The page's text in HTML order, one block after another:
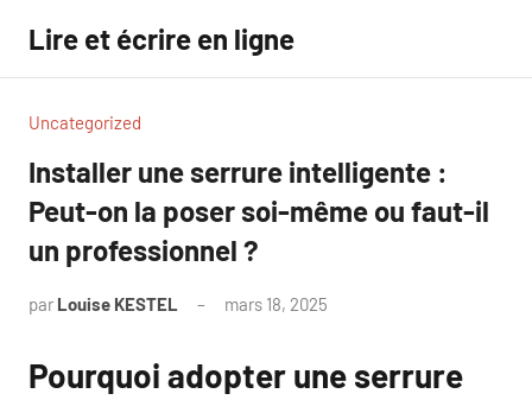
contenu
Lire et écrire en ligne
Uncategorized
Installer une serrure intelligente :
Peut-on la poser soi-même ou faut-il
un professionnel ?
par Louise KESTEL mars 18, 2025
Pourquoi adopter une serrure